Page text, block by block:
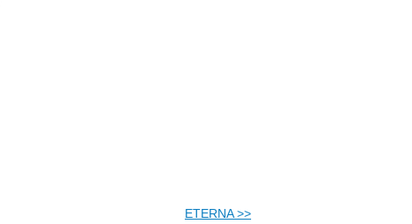
ETERNA>>